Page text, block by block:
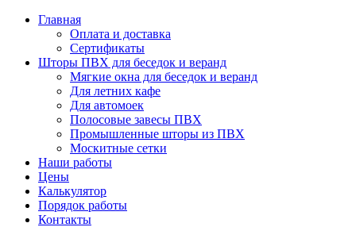
Главная
Оплата и доставка
Сертификаты
Шторы ПВХ для беседок и веранд
Мягкие окна для беседок и веранд
Для летних кафе
Для автомоек
Полосовые завесы ПВХ
Промышленные шторы из ПВХ
Москитные сетки
Наши работы
Цены
Калькулятор
Порядок работы
Контакты